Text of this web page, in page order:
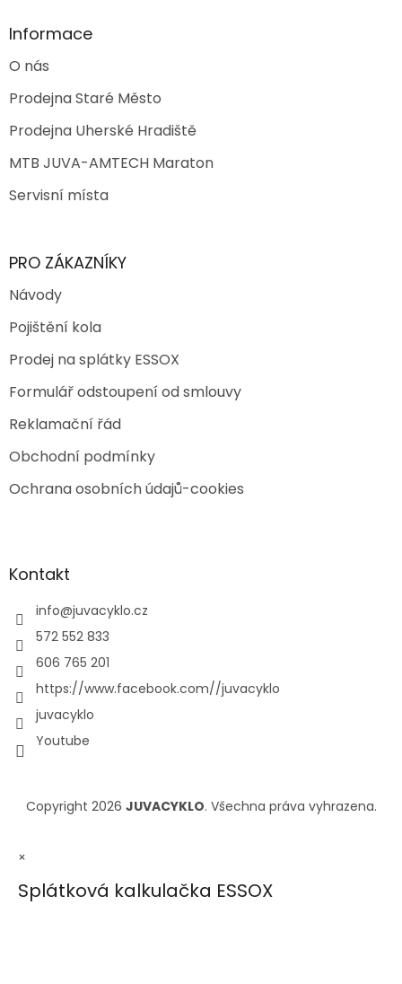
Informace
O nás
Prodejna Staré Město
Prodejna Uherské Hradiště
MTB JUVA-AMTECH Maraton
Servisní místa
PRO ZÁKAZNÍKY
Návody
Pojištění kola
Prodej na splátky ESSOX
Formulář odstoupení od smlouvy
Reklamační řád
Obchodní podmínky
Ochrana osobních údajů-cookies
Kontakt
info@juvacyklo.cz
572 552 833
606 765 201
https://www.facebook.com//juvacyklo
juvacyklo
Youtube
Copyright 2026 JUVACYKLO. Všechna práva vyhrazena.
×
Splátková kalkulačka ESSOX